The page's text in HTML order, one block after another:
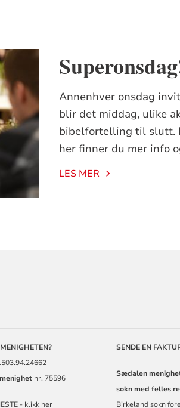
Annenhver onsdag
blir det middag, ulike
bibelfortelling til slutt.
her finner du mer info
LES MER
nr. 75596
- klikk her
SENDE EN
Sædalen
sokn med felles
Birkeland sokn